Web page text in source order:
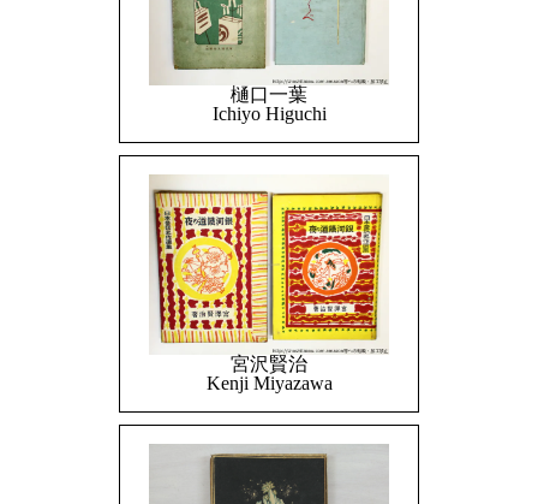
樋口一葉
Ichiyo Higuchi
宮沢賢治
Kenji Miyazawa